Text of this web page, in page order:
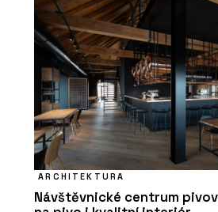
ARCHITEKTURA
Návštěvnické centrum